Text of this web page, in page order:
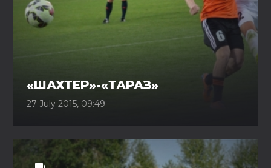
«ШАХТЕР»-«ТАРАЗ»
27 July 2015, 09:49